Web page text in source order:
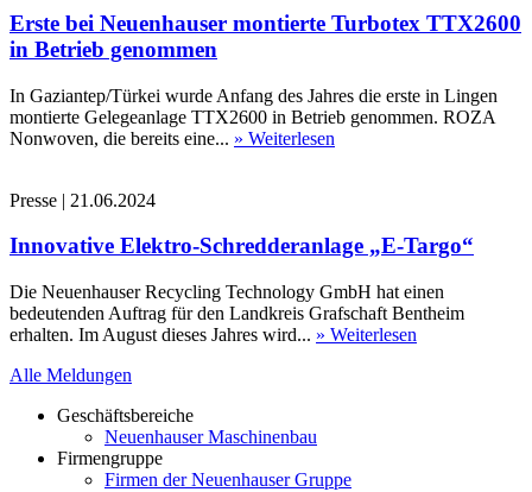
Erste bei Neuenhauser montierte Turbotex TTX2600
in Betrieb genommen
In Gaziantep/Türkei wurde Anfang des Jahres die erste in Lingen
montierte Gelegeanlage TTX2600 in Betrieb genommen. ROZA
Nonwoven, die bereits eine... » Weiterlesen
Presse | 21.06.2024
Innovative Elektro-Schredderanlage „E-Targo“
Die Neuenhauser Recycling Technology GmbH hat einen
bedeutenden Auftrag für den Landkreis Grafschaft Bentheim
erhalten. Im August dieses Jahres wird... » Weiterlesen
Alle Meldungen
Geschäftsbereiche
Neuenhauser Maschinenbau
Firmengruppe
Firmen der Neuenhauser Gruppe